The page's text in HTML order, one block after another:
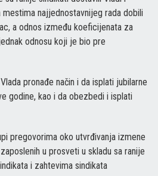
mestima najjednostavnijeg rada dobili
a odnos između koeficijenata za
odnosu koji je bio pre
pronađe način i da isplati jubilarne
godine, kao i da obezbedi i isplati
pregovorima oko utvrđivanja izmene
u prosveti u skladu sa ranije
i zahtevima sindikata